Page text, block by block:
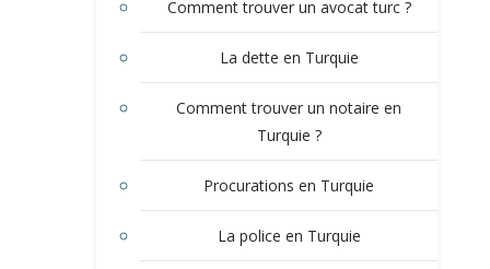
Comment trouver un avocat turc ?
La dette en Turquie
Comment trouver un notaire en
Turquie ?
Procurations en Turquie
La police en Turquie